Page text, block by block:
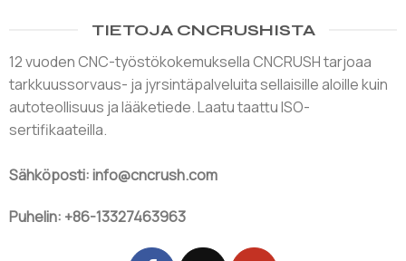
TIETOJA CNCRUSHISTA
12 vuoden CNC-työstökokemuksella CNCRUSH tarjoaa
tarkkuussorvaus- ja jyrsintäpalveluita sellaisille aloille kuin
autoteollisuus ja lääketiede. Laatu taattu ISO-
sertifikaateilla.
Sähköposti: info@cncrush.com
Puhelin: +86-13327463963